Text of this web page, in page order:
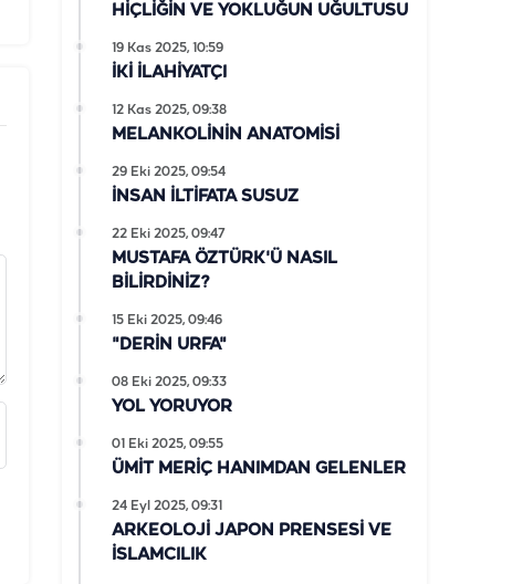
HİÇLİĞİN VE YOKLUĞUN UĞULTUSU
İKİ İLAHİYATÇI
19 Kas 2025, 10:59
MELANKOLİNİN ANATOMİSİ
12 Kas 2025, 09:38
İNSAN İLTİFATA SUSUZ
29 Eki 2025, 09:54
MUSTAFA ÖZTÜRK'Ü NASIL
BİLİRDİNİZ?
22 Eki 2025, 09:47
"DERİN URFA"
15 Eki 2025, 09:46
YOL YORUYOR
08 Eki 2025, 09:33
ÜMİT MERİÇ HANIMDAN GELENLER
01 Eki 2025, 09:55
ARKEOLOJİ JAPON PRENSESİ VE
İSLAMCILIK
24 Eyl 2025, 09:31